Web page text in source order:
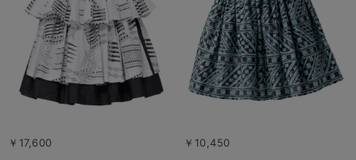
￥17,600 ￥10,450